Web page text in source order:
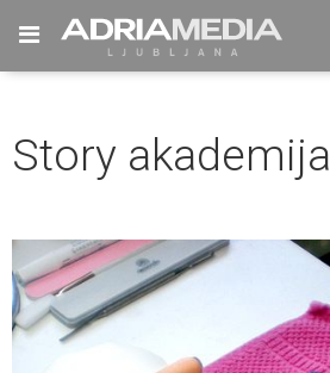
Toggle
navigation
Story akademija